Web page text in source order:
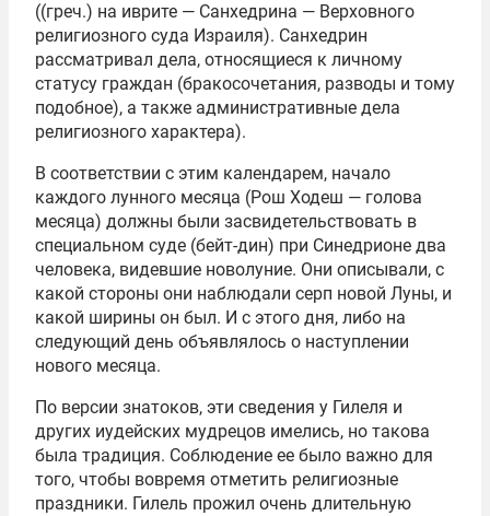
((греч.) на иврите — Санхедрина — Верховного
религиозного суда Израиля). Санхедрин
рассматривал дела, относящиеся к личному
статусу граждан (бракосочетания, разводы и тому
подобное), а также административные дела
религиозного характера).
В соответствии с этим календарем, начало
каждого лунного месяца (Рош Ходеш — голова
месяца) должны были засвидетельствовать в
специальном суде (бейт-дин) при Синедрионе два
человека, видевшие новолуние. Они описывали, с
какой стороны они наблюдали серп новой Луны, и
какой ширины он был. И с этого дня, либо на
следующий день объявлялось о наступлении
нового месяца.
По версии знатоков, эти сведения у Гилеля и
других иудейских мудрецов имелись, но такова
была традиция. Соблюдение ее было важно для
того, чтобы вовремя отметить религиозные
праздники. Гилель прожил очень длительную